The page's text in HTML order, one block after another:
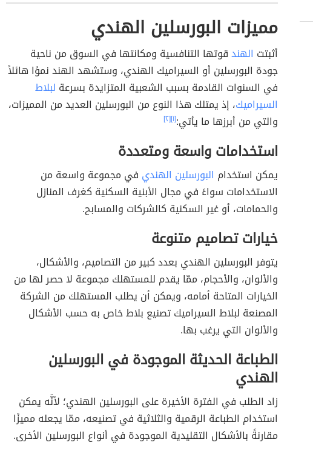
مميزات البورسلين الهندي
أثبتت الهندقوتها التنافسية ومكانتها في السوق من ناحية
جودة البورسلين أو السيراميك الهندي، وستشهد الهند نموًا هائلاً
في السنوات القادمة بسبب الشعبية المتزايدة بسرعة لبلاط
السيراميك، إذ يمتلك هذا النوع من البورسلين العديد من المميزات،
والتي من أبرزها ما يأتي:[١] [٢]
استخدامات واسعة ومتعددة
يمكن استخدام البورسلين الهندي في مجموعة واسعة من
الاستخدامات سواءً في مجال الأبنية السكنية كغرف المنازل
والحمامات، أو غير السكنية كالشركات والمسابح.
خيارات تصاميم متنوعة
يتوفر البورسلين الهندي بعدد كبير من التصاميم، والأشكال،
والألوان، والأحجام، ممّا يقدم للمستهلك مجموعة لا حصر لها من
الخيارات المتاحة أمامه، ويمكن أن يطلب المستهلك من الشركة
المصنعة لبلاط السيراميك تصنيع بلاط خاص به حسب الأشكال
والألوان التي يرغب بها.
الطباعة الحديثة الموجودة في البورسلين
الهندي
زاد الطلب في الفترة الأخيرة على البورسلين الهندي؛ لأنَّه يمكن
استخدام الطباعة الرقمية والثلاثية في تصنيعه، ممّا يجعله مميزًا
مقارنةً بالأشكال التقليدية الموجودة في أنواع البورسلين الأخرى.